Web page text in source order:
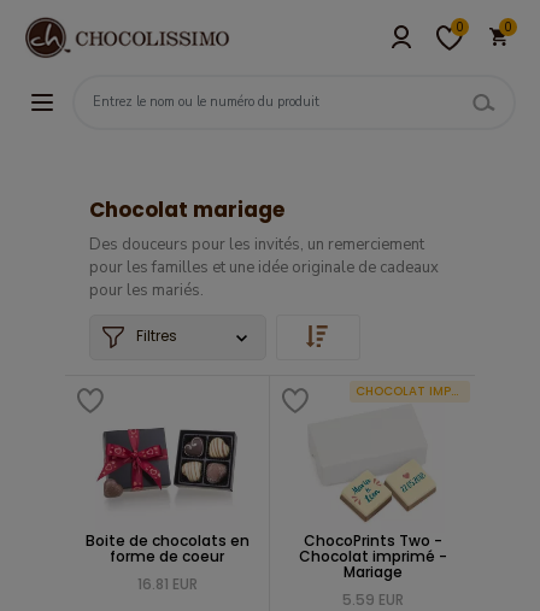
0 0
Chocolat mariage
Des douceurs pour les invités, un remerciement
pour les familles et une idée originale de cadeaux
pour les mariés.
Filtres
Boite de chocolats en
forme de coeur
16.81 EUR
CHOCOLAT IMPRIMÉ
ChocoPrints Two -
Chocolat imprimé -
Mariage
5.59 EUR